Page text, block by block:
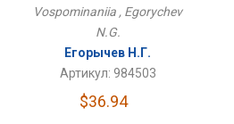
Vospominaniia , Egorychev
N.G.
Егорычев Н.Г.
Артикул: 984503
$36.94